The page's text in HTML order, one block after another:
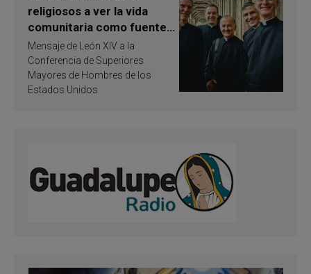
religiosos a ver la vida
comunitaria como fuente
de inspiración y
santificación
Mensaje de León XIV a la
Conferencia de Superiores
Mayores de Hombres de los
Estados Unidos